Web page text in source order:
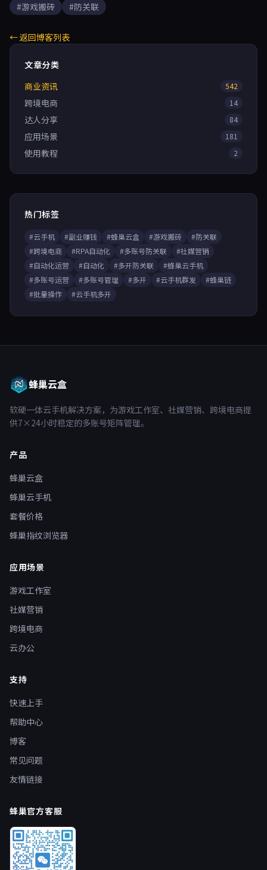
#游戏搬砖
#防关联
← 返回博客列表
文章分类
商业资讯
542
跨境电商 14
达人分享 84
应用场景 181
使用教程 2
热门标签
#云手机 #副业赚钱 #蜂巢云盒 #游戏搬砖
#防关联
#跨境电商
#RPA自动化 #多账号防关联
#社媒营销
#自动化运营
#自动化 #多开防关联
#蜂巢云手机
#多账号运营
#多账号管理 #多开 #云手机群发
#蜂巢链
#批量操作
#云手机多开
蜂巢云盒
软硬一体云手机解决方案，为游戏工作室、社媒营销、跨境电商提
供7×24小时稳定的多账号矩阵管理。
产品
蜂巢云盒
蜂巢云手机
套餐价格
蜂巢指纹浏览器
应用场景
游戏工作室
社媒营销
跨境电商
云办公
支持
快速上手
帮助中心
博客
常见问题
友情链接
蜂巢官方客服